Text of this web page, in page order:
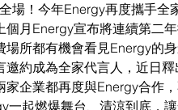
場！今年Energy再度攜手全
月Energy宣布將連續第二
所都有機會看見Energy的
約成為全家代言人，近日
企業都再度與Energy合作
一起燃爆舞台、清涼到底，